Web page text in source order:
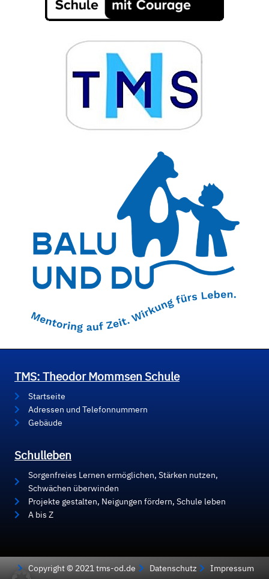
TMS: Theodor Mommsen Schule
Startseite
Adressen und Telefonnummern
Gebäude
Schulleben
Sorgenfreies Lernen ermöglichen, Stärken nutzen,
Schwächen überwinden
Projekte gestalten, Neigungen fördern, Schule leben
A bis Z
Copyright © 2021 tms-od.de Datenschutz Impressum